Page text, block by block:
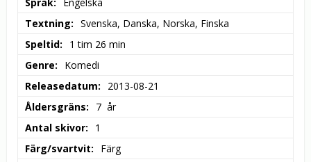
Textning
Svenska, Danska, Norska, Finska
Speltid
1 tim 26 min
Genre
Komedi
Releasedatum
2013-08-21
Åldersgräns
7  år
Antal skivor
1
Färg/svartvit
Färg